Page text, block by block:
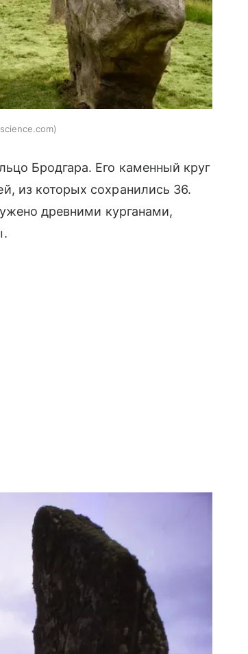
Бродгара. Его каменный круг
из которых сохранились 36.
древними курганами,